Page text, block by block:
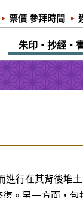
票價 參拜時間
朱印・抄經・
進行在其背後堆